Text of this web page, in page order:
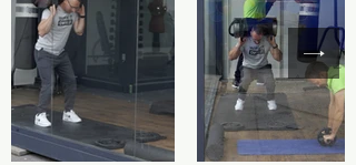
De 40 ft. GymBox biedt een optimale
fitnessomgeving met alle voorzieningen voor
een hoogwaardige workout-ervaring.